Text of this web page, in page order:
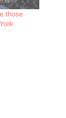
those